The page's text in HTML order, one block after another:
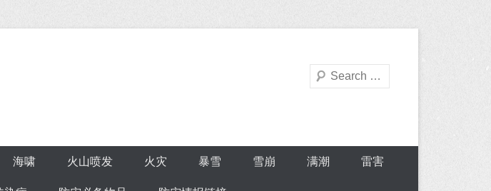
Search
海啸 火山喷发 火灾 暴雪 雪崩 满潮 雷害